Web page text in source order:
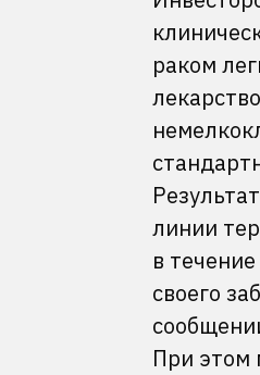
раком
линии
в
своего
При этом